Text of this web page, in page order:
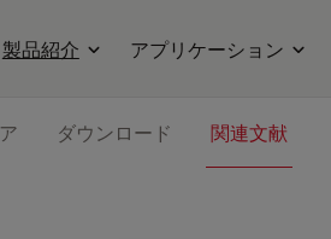
製品紹介 アプリケーション
ダウンロード 関連文献